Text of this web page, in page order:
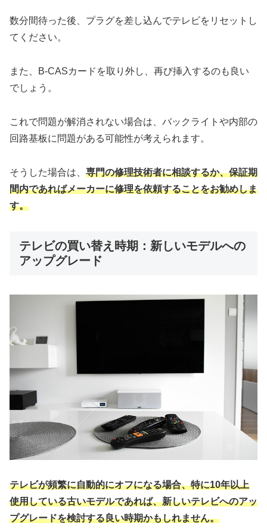
数分間待った後、プラグを差し込んでテレビをリセットし
てください。
また、B-CASカードを取り外し、再び挿入するのも良い
でしょう。
これで問題が解消されない場合は、バックライトや内部の
回路基板に問題がある可能性が考えられます。
そうした場合は、 専門の修理技術者に相談するか、保証期
間内であればメーカーに修理を依頼することをお勧めしま
す。
テレビの買い替え時期：新しいモデルへの
アップグレード
テレビが頻繁に自動的にオフになる場合、特に10年以上
使用している古いモデルであれば、新しいテレビへのアッ
プグレードを検討する良い時期かもしれません。